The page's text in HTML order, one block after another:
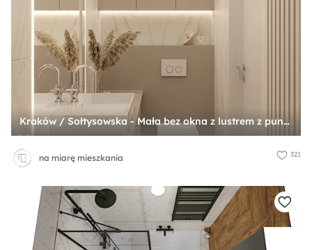
Kraków / Sołtysowska - Mała bez okna z lustrem z punktowym oświetleniem łazienka, styl nowoczesny - zdjęcie od na miarę mieszkania
na miarę mieszkania 321